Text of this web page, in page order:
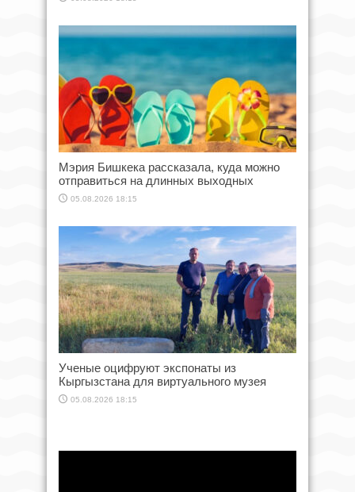
Мэрия Бишкека рассказала, куда можно
отправиться на длинных выходных
05.08.2026 18:15
Ученые оцифруют экспонаты из
Кыргызстана для виртуального музея
05.08.2026 18:15